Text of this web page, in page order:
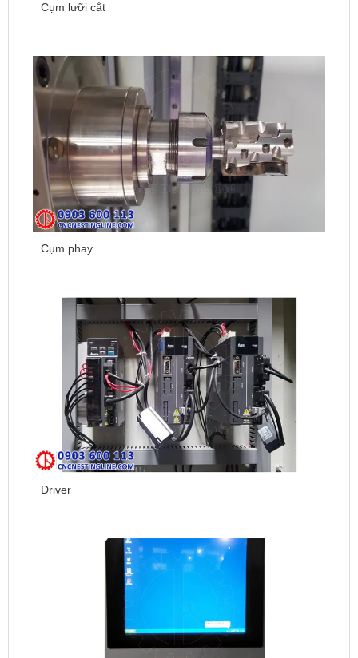
Cụm lưỡi cắt
Cụm phay
Driver